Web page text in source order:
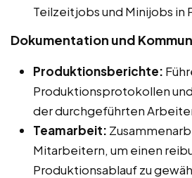
Teilzeitjobs und Minijobs in
Dokumentation und
Produktionsberichte:
Produktionsprotokollen
der durchgeführten
Teamarbeit:
Mitarbeitern, um einen
Produktionsablauf zu